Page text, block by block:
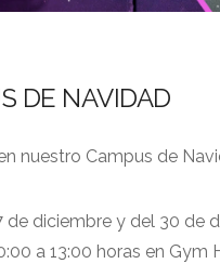
DE NAVIDAD
nuestro Campus de
de diciembre y del 30 de
a 13:00 horas en Gym